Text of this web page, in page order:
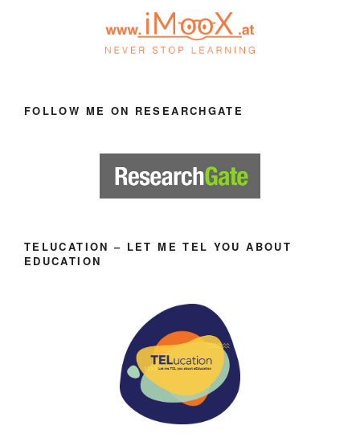
FOLLOW ME ON RESEARCHGATE
TELUCATION – LET ME TEL YOU ABOUT
EDUCATION